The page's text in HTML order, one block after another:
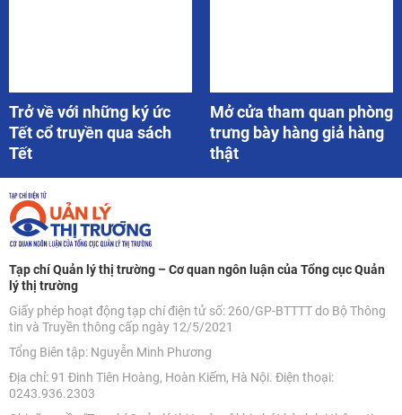
Trở về với những ký ức
Tết cổ truyền qua sách
Tết
Mở cửa tham quan phòng
trưng bày hàng giả hàng
thật
Tạp chí Quản lý thị trường – Cơ quan ngôn luận của Tổng cục Quản
lý thị trường
Giấy phép hoạt động tạp chí điện tử số: 260/GP-BTTTT do Bộ Thông
tin và Truyền thông cấp ngày 12/5/2021
Tổng Biên tập: Nguyễn Minh Phương
Địa chỉ: 91 Đinh Tiên Hoàng, Hoàn Kiếm, Hà Nội. Điện thoại:
0243.936.2303